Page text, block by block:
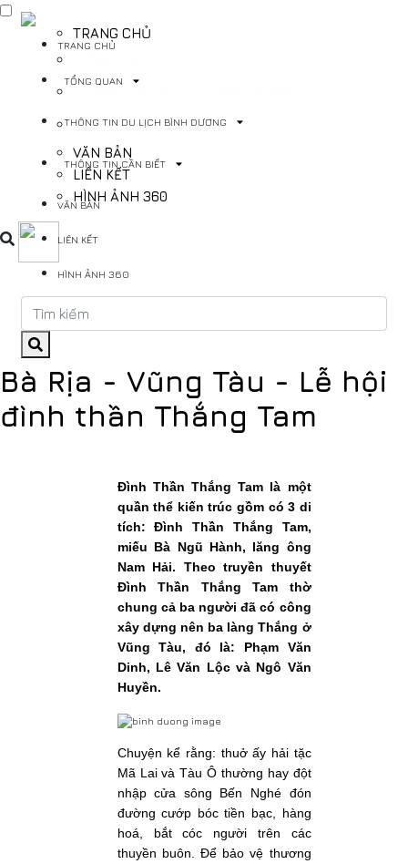
TRANG CHỦ
THÔNG TIN CẦN BIẾT
VĂN BẢN
LIÊN KẾT
HÌNH ẢNH 360
TRANG CHỦ
TỔNG QUAN
THÔNG TIN DU LỊCH BÌNH DƯƠNG
THÔNG TIN CẦN BIẾT
VĂN BẢN
LIÊN KẾT
HÌNH ẢNH 360
Bà Rịa - Vũng Tàu - Lễ hội
đình thần Thắng Tam
Đình Thần Thắng Tam là một
quần thể kiến trúc gồm có 3 di
tích: Đình Thần Thắng Tam,
miếu Bà Ngũ Hành, lăng ông
Nam Hải. Theo truyền thuyết
Đình Thần Thắng Tam thờ
chung cả ba người đã có công
xây dựng nên ba làng Thắng ở
Vũng Tàu, đó là: Phạm Văn
Dinh, Lê Văn Lộc và Ngô Văn
Huyền.
Chuyện kể rằng: thuở ấy hải tặc
Mã Lai và Tàu Ô thường hay đột
nhập cửa sông Bến Nghé đón
đường cướp bóc tiền bạc, hàng
hoá, bắt cóc người trên các
thuyền buôn. Để bảo vệ thương